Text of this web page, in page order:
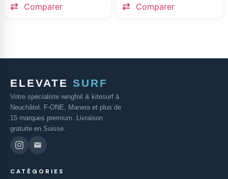
Comparer Comparer
ELEVATE SURF
Votre spécialiste wingfoil & kitesurf à
Neuchâtel. F-ONE, Manera et plus de
15 marques premium. Livraison
gratuite en Suisse.
CATÉGORIES